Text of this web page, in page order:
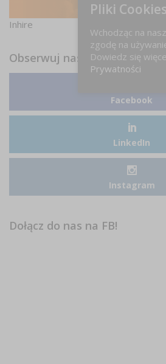
Inhire
Obserwuj nas
Facebook
LinkedIn
Instagram
Dołącz do nas na FB!
Pliki Cookies
Wchodząc na
zgodę na
Dowiedz się
Prywatności